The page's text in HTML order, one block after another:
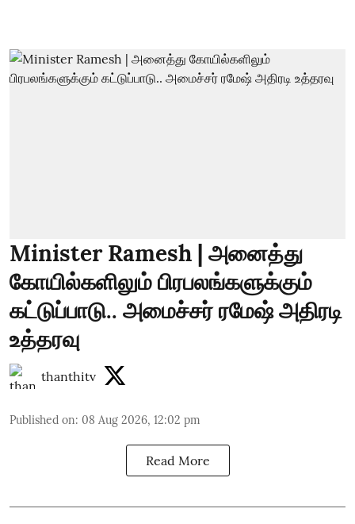
Minister Ramesh | அனைத்து
கோயில்களிலும் பிரபலங்களுக்கும்
கட்டுப்பாடு.. அமைச்சர் ரமேஷ் அதிரடி
உத்தரவு
thanthitv
Published on: 08 Aug 2026, 12:02 pm
Read More